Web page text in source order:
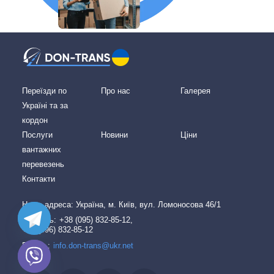
Переїзди по
Україні та за
кордон
Про нас Галерея
Послуги
вантажних
перевезень
Новини Ціни
Контакти
Наша адреcа: Україна, м. Київ, вул. Ломоносова 46/1
Дзвоніть: +38 (095) 832-85-12,
+38 (096) 832-85-12
Пишіть: info.don-trans@ukr.net